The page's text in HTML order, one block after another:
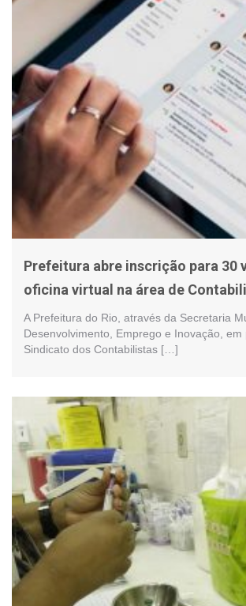
Prefeitura abre inscrição para 30
oficina virtual na área de
A Prefeitura do Rio, através da Secretaria
Desenvolvimento, Emprego e Inovação, em
Sindicato dos Contabilistas […]